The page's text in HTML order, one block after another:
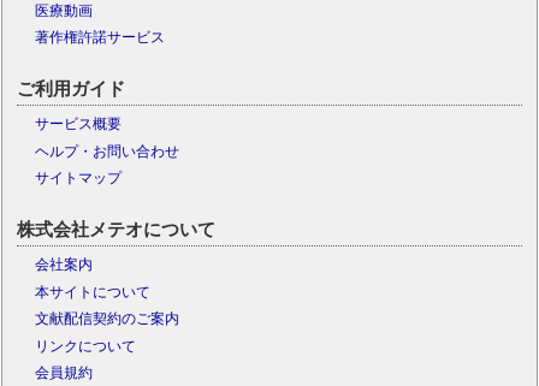
医療動画
著作権許諾サービス
ご利用ガイド
サービス概要
ヘルプ・お問い合わせ
サイトマップ
株式会社メテオについて
会社案内
本サイトについて
文献配信契約のご案内
リンクについて
会員規約